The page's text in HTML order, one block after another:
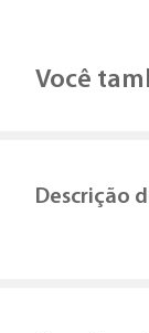
Você
Descrição